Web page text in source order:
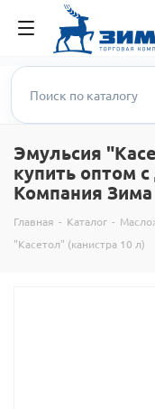
Эмульсия
купить оптом
Компания Зима
Главная - Каталог -
"Касетол" (канистра 10 л)